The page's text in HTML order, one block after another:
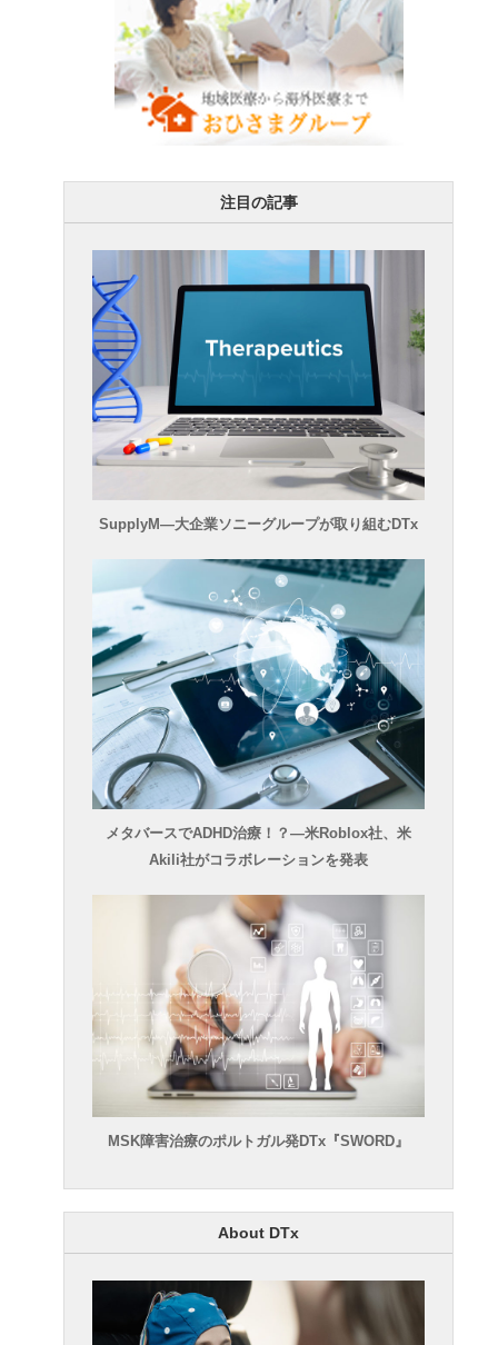
注目の記事
SupplyM―大企業ソニーグループが取り組むDTx
メタバースでADHD治療！？―米Roblox社、米
Akili社がコラボレーションを発表
MSK障害治療のポルトガル発DTx『SWORD』
About DTx